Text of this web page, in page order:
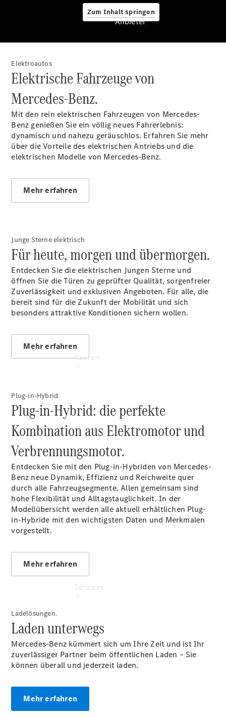
Zum Inhalt springen
Übersicht
Ansprechpartner
finden
Tel: +49
36622 7690
Kaufen
Übersicht
Gebrauchtwagensuche
Junge
Sterne -
elektrisch
Übersicht
Reifen &
Kompletträder
Teile &
Anbieter
Elektroautos
Elektrische Fahrzeuge von
Mercedes-Benz.
Mit den rein elektrischen Fahrzeugen von Mercedes-
Benz genießen Sie ein völlig neues Fahrerlebnis:
dynamisch und nahezu geräuschlos. Erfahren Sie mehr
über die Vorteile des elektrischen Antriebs und die
elektrischen Modelle von Mercedes-Benz.
Mehr erfahren
Junge Sterne elektrisch
Für heute, morgen und übermorgen.
Entdecken Sie die elektrischen Jungen Sterne und
öffnen Sie die Türen zu geprüfter Qualität, sorgenfreier
Zuverlässigkeit und exklusiven Angeboten. Für alle, die
bereit sind für die Zukunft der Mobilität und sich
besonders attraktive Konditionen sichern wollen.
Mehr erfahren
Plug-in-Hybrid
Plug-in-Hybrid: die perfekte
Kombination aus Elektromotor und
Verbrennungsmotor.
Entdecken Sie mit den Plug-in-Hybriden von Mercedes-
Benz neue Dynamik, Effizienz und Reichweite quer
durch alle Fahrzeugsegmente. Allen gemeinsam sind
hohe Flexibilität und Alltagstauglichkeit. In der
Modellübersicht werden alle aktuell erhältlichen Plug-
in-Hybride mit den wichtigsten Daten und Merkmalen
vorgestellt.
Mehr erfahren
Ladelösungen.
Laden unterwegs
Mercedes-Benz kümmert sich um Ihre Zeit und ist Ihr
zuverlässiger Partner beim öffentlichen Laden – Sie
können überall und jederzeit laden.
Mehr erfahren